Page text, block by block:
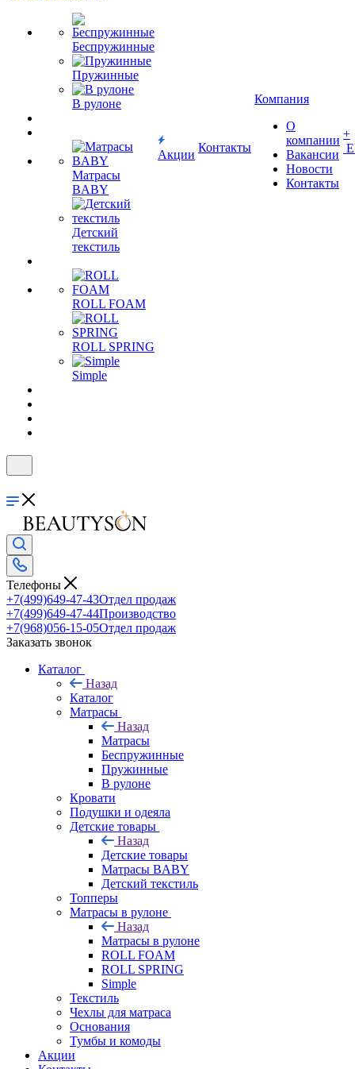
Беспружинные
Пружинные
В рулоне
Матрасы
BABY
Детский
текстиль
ROLL FOAM
ROLL SPRING
Simple
Акции
Контакты
Компания
О
компании
Вакансии
Новости
Контакты
+
Телефоны
+7(499)649-47-43Отдел продаж
+7(499)649-47-44Производство
+7(968)056-15-05Отдел продаж
Заказать звонок
Каталог
Назад
Каталог
Матрасы
Назад
Матрасы
Беспружинные
Пружинные
В рулоне
Кровати
Подушки и одеяла
Детские товары
Назад
Детские товары
Матрасы BABY
Детский текстиль
Топперы
Матрасы в рулоне
Назад
Матрасы в рулоне
ROLL FOAM
ROLL SPRING
Simple
Текстиль
Чехлы для матраса
Основания
Тумбы и комоды
Акции